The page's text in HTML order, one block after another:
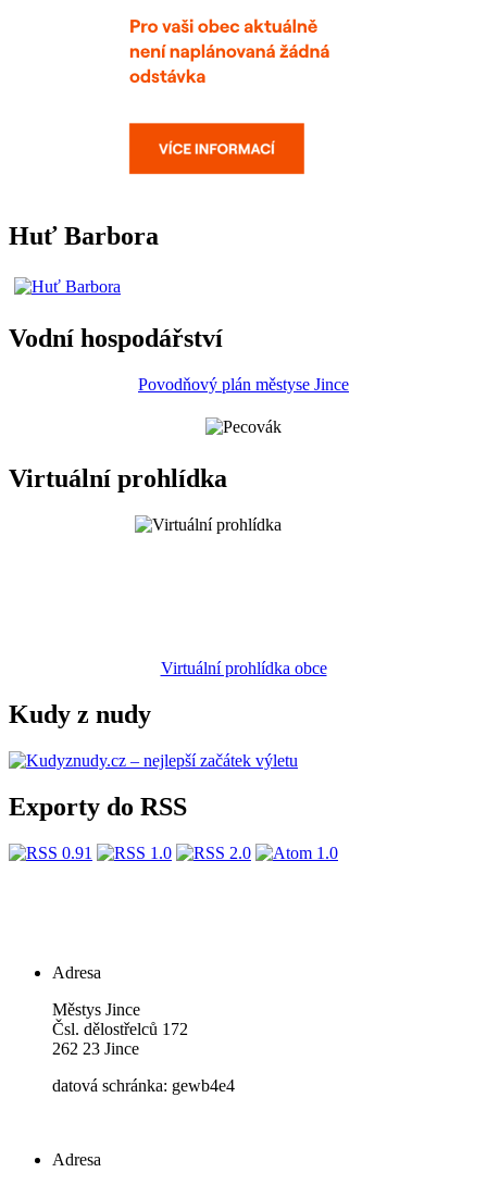
Huť Barbora
Vodní hospodářství
Povodňový plán městyse Jince
Virtuální prohlídka
Virtuální prohlídka obce
Kudy z nudy
Exporty do RSS
Adresa
Městys Jince
Čsl. dělostřelců 172
262 23 Jince
datová schránka: gewb4e4
Adresa